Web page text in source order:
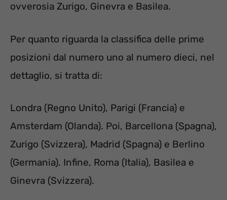
ovverosia Zurigo, Ginevra e Basilea.
Per quanto riguarda la classifica delle prime
posizioni dal numero uno al numero dieci, nel
dettaglio, si tratta di:
Londra (Regno Unito), Parigi (Francia) e
Amsterdam (Olanda). Poi, Barcellona (Spagna),
Zurigo (Svizzera), Madrid (Spagna) e Berlino
(Germania). Infine, Roma (Italia), Basilea e
Ginevra (Svizzera).